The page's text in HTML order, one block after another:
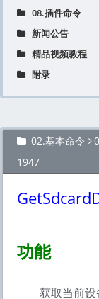
08.插件命令
新闻公告
精品视频教程
附录
02.基本命令
1947
功能
获取当前